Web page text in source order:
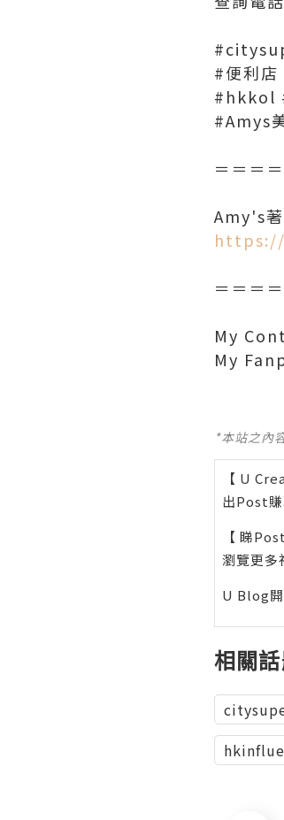
#便利
#hkkol
#Amys
＝＝＝
Amy's著
＝＝＝
My
My
*本站之內
【 U
出Post
【 睇
瀏覽更多
U Blog
相關